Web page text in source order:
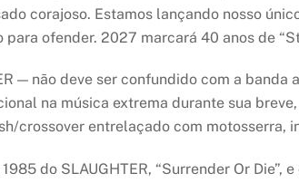
corajoso. Estamos lançando nosso
para ofender. 2027 marcará 40 anos de
— não deve ser confundido com a
na música extrema durante sua
crossover entrelaçado com motosserra,
do SLAUGHTER, “Surrender Or